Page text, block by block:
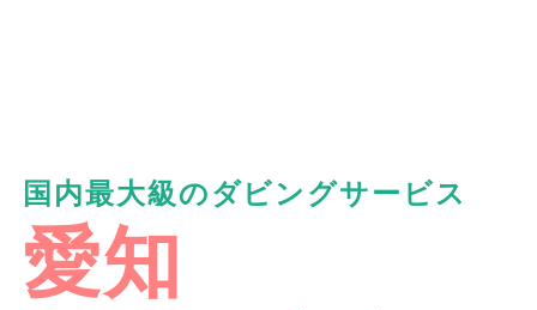
国内最大級のダビングサービス
愛知